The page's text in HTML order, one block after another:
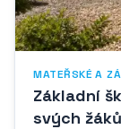
MATEŘSKÉ A
Základní
svých žáků